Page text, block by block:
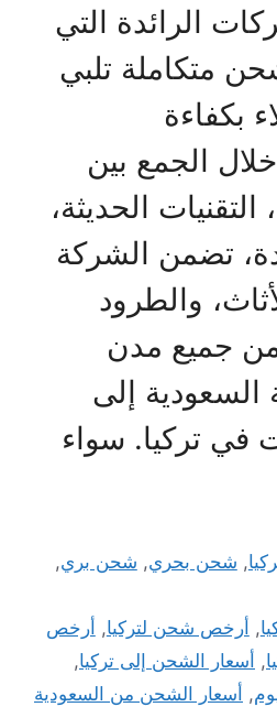
الرائدة التي
متكاملة تلبي
بكفاءة
الجمع بين
التقنيات الحديثة،
تضمن الشركة
والطرود
جميع مدن
السعودية إلى
في تركيا. سواء
, شحن بحري, شحن بري,
, أرخص شحن لتركيا, أرخص
, أسعار الشحن إلى تركيا,
, أسعار الشحن من السعودية